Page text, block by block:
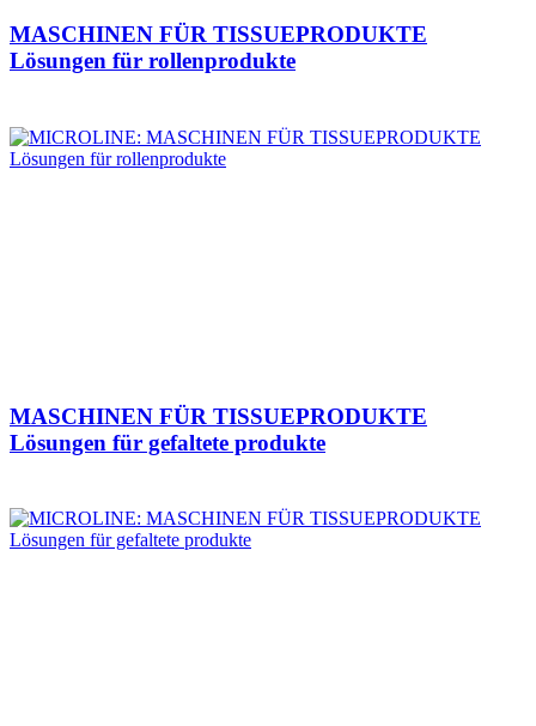
MASCHINEN FÜR TISSUEPRODUKTE
Lösungen für rollenprodukte
MASCHINEN FÜR TISSUEPRODUKTE
Lösungen für gefaltete produkte